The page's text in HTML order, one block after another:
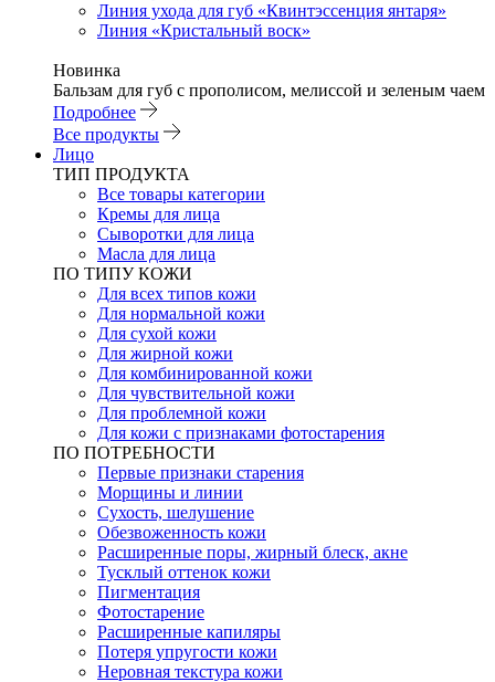
Линия ухода для губ «Квинтэссенция янтаря»
Линия «Кристальный воск»
Новинка
Бальзам для губ с прополисом, мелиссой и зеленым чаем
Подробнее
Все продукты
Лицо
ТИП ПРОДУКТА
Все товары категории
Кремы для лица
Сыворотки для лица
Масла для лица
ПО ТИПУ КОЖИ
Для всех типов кожи
Для нормальной кожи
Для сухой кожи
Для жирной кожи
Для комбинированной кожи
Для чувствительной кожи
Для проблемной кожи
Для кожи с признаками фотостарения
ПО ПОТРЕБНОСТИ
Первые признаки старения
Морщины и линии
Сухость, шелушение
Обезвоженность кожи
Расширенные поры, жирный блеск, акне
Тусклый оттенок кожи
Пигментация
Фотостарение
Расширенные капиляры
Потеря упругости кожи
Неровная текстура кожи